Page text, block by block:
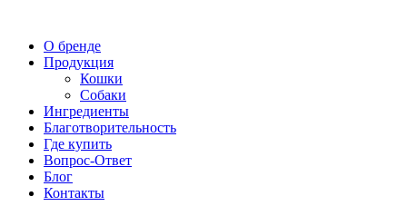
О бренде
Продукция
Кошки
Собаки
Ингредиенты
Благотворительность
Где купить
Вопрос-Ответ
Блог
Контакты